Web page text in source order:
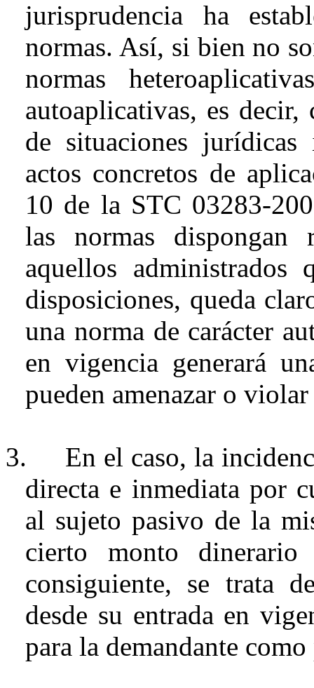
jurisprudencia ha
normas. Así, si bien no
normas heteroaplicativas
autoaplicativas, es decir,
de situaciones jurídicas
actos concretos de
10 de la STC 03283-
las normas dispongan
aquellos administrados
disposiciones, queda
una norma de carácter
en vigencia generará
pueden amenazar o
3.
En el caso, la
directa e inmediata por
al sujeto pasivo de la
cierto monto
consiguiente, se trata
desde su entrada en
para la demandante